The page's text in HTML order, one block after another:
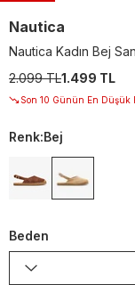
Nautica
Nautica Kadın Bej
2.099 TL1.499 TL
Son 10 Günün En Düşük
Renk:Bej
Beden